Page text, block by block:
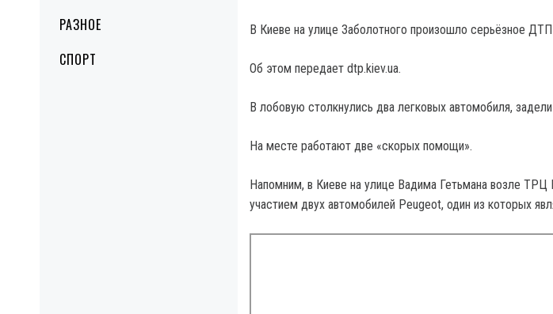
РАЗНОЕ
СПОРТ
В Киеве на улице Заболотного произошло серьёзное
Об этом передает dtp.kiev.ua.
В лобовую столкнулись два легковых автомобиля,
На месте работают две «скорых помощи».
Напомним, в Киеве на улице Вадима Гетьмана возле
участием двух автомобилей Peugeot, один из которых